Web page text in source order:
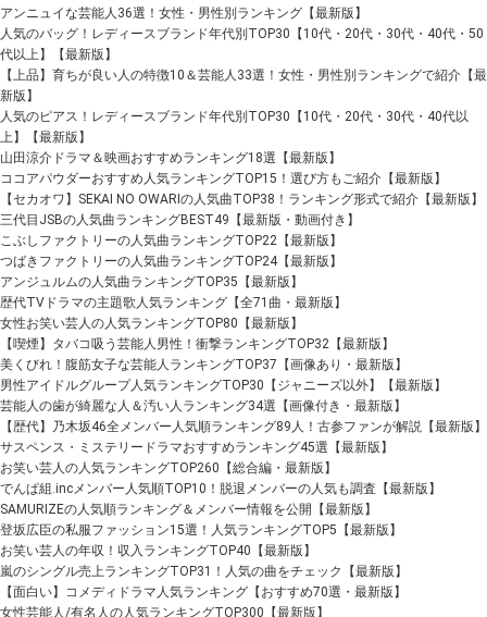
アンニュイな芸能人36選！女性・男性別ランキング【最新版】
人気のバッグ！レディースブランド年代別TOP30【10代・20代・30代・40代・50
代以上】【最新版】
【上品】育ちが良い人の特徴10＆芸能人33選！女性・男性別ランキングで紹介【最
新版】
人気のピアス！レディースブランド年代別TOP30【10代・20代・30代・40代以
上】【最新版】
山田涼介ドラマ＆映画おすすめランキング18選【最新版】
ココアパウダーおすすめ人気ランキングTOP15！選び方もご紹介【最新版】
【セカオワ】SEKAI NO OWARIの人気曲TOP38！ランキング形式で紹介【最新版】
三代目JSBの人気曲ランキングBEST49【最新版・動画付き】
こぶしファクトリーの人気曲ランキングTOP22【最新版】
つばきファクトリーの人気曲ランキングTOP24【最新版】
アンジュルムの人気曲ランキングTOP35【最新版】
歴代TVドラマの主題歌人気ランキング【全71曲・最新版】
女性お笑い芸人の人気ランキングTOP80【最新版】
【喫煙】タバコ吸う芸能人男性！衝撃ランキングTOP32【最新版】
美くびれ！腹筋女子な芸能人ランキングTOP37【画像あり・最新版】
男性アイドルグループ人気ランキングTOP30【ジャニーズ以外】【最新版】
芸能人の歯が綺麗な人＆汚い人ランキング34選【画像付き・最新版】
【歴代】乃木坂46全メンバー人気順ランキング89人！古参ファンが解説【最新版】
サスペンス・ミステリードラマおすすめランキング45選【最新版】
お笑い芸人の人気ランキングTOP260【総合編・最新版】
でんぱ組.incメンバー人気順TOP10！脱退メンバーの人気も調査【最新版】
SAMURIZEの人気順ランキング＆メンバー情報を公開【最新版】
登坂広臣の私服ファッション15選！人気ランキングTOP5【最新版】
お笑い芸人の年収！収入ランキングTOP40【最新版】
嵐のシングル売上ランキングTOP31！人気の曲をチェック【最新版】
【面白い】コメディドラマ人気ランキング【おすすめ70選・最新版】
女性芸能人/有名人の人気ランキングTOP300【最新版】